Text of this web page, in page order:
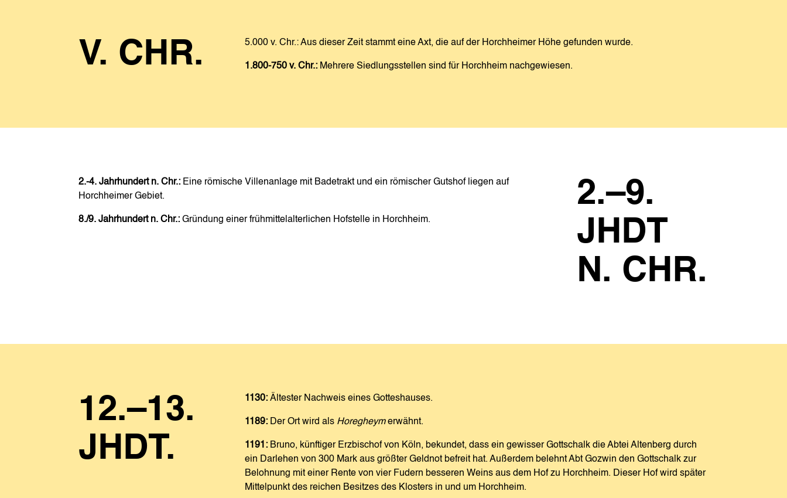
V. CHR. 5.000 v. Chr.: Aus dieser Zeit stammt eine Axt, die auf der Horchheimer Höhe gefunden wurde.
1.800-750 v. Chr.: Mehrere Siedlungsstellen sind für Horchheim nachgewiesen.
2.-4. Jahrhundert n. Chr.: Eine römische Villenanlage mit Badetrakt und ein römischer Gutshof liegen auf
Horchheimer Gebiet.
8./9. Jahrhundert n. Chr.:Gründung einer frühmittelalterlichen Hofstelle in Horchheim.
2.–9.
JHDT
N. CHR.
12.–13.
JHDT.
1130: Ältester Nachweis eines Gotteshauses.
1189:Der Ort wird als Horegheymerwähnt.
1191:Bruno, künftiger Erzbischof von Köln, bekundet, dass ein gewisser Gottschalk die Abtei Altenberg durch
ein Darlehen von 300 Mark aus größter Geldnot befreit hat. Außerdem belehnt Abt Gozwin den Gottschalk zur
Belohnung mit einer Rente von vier Fudern besseren Weins aus dem Hof zu Horchheim. Dieser Hof wird später
Mittelpunkt des reichen Besitzes des Klosters in und um Horchheim.